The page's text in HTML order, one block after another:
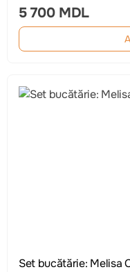
5 700 MDL
Set bucătărie: Melisa